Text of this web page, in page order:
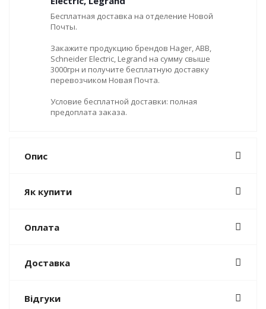
Бесплатная доставка на отделение Новой
Почты.
Закажите продукцию брендов Hager, ABB,
Schneider Electric, Legrand на сумму свыше
3000грн и получите бесплатную доставку
перевозчиком Новая Почта.
Условие бесплатной доставки: полная
предоплата заказа.
Опис
Як купити
Оплата
Доставка
Відгуки